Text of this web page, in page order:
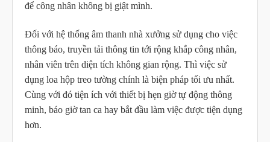
để công nhân không bị giật mình.
Đối với hệ thống âm thanh nhà xưởng sử dụng cho việc
thông báo, truyền tải thông tin tới rộng khắp công nhân,
nhân viên trên diện tích không gian rộng. Thì việc sử
dụng loa hộp treo tường chính là biện pháp tối ưu nhất.
Cùng với đó tiện ích với thiết bị hẹn giờ tự động thông
minh, báo giờ tan ca hay bắt đầu làm việc được tiện dụng
hơn.